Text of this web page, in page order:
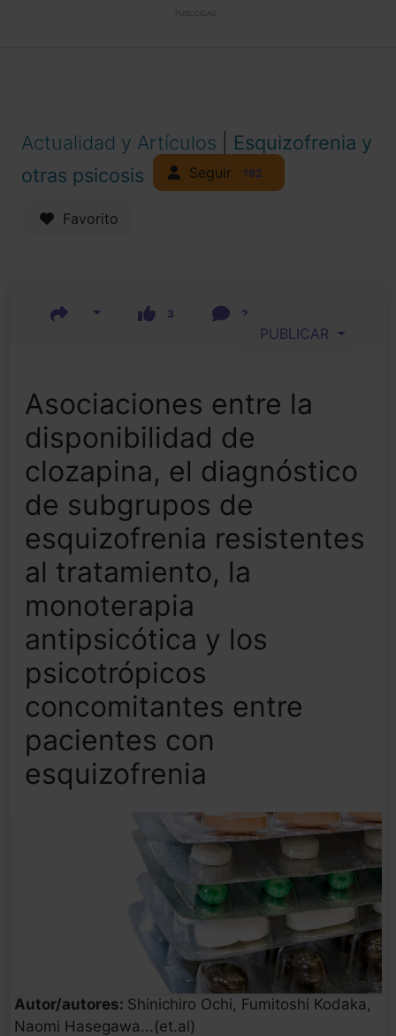
Actualidad y Artículos
Esquizofrenia y
otras psicosis
Seguir 192
Favorito
3 2
PUBLICAR
Asociaciones entre la
disponibilidad de
clozapina, el diagnóstico
de subgrupos de
esquizofrenia resistentes
al tratamiento, la
monoterapia
antipsicótica y los
psicotrópicos
concomitantes entre
pacientes con
esquizofrenia
Autor/autores: Shinichiro Ochi, Fumitoshi Kodaka,
Naomi Hasegawa...(et.al)